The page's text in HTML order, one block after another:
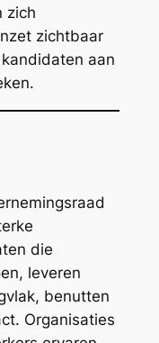
zich
zichtbaar
aan
die
leveren
benutten
Organisaties